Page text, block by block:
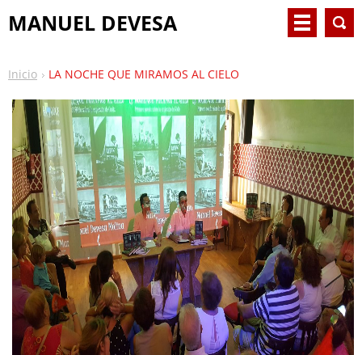
MANUEL DEVESA
Inicio LA NOCHE QUE MIRAMOS AL CIELO